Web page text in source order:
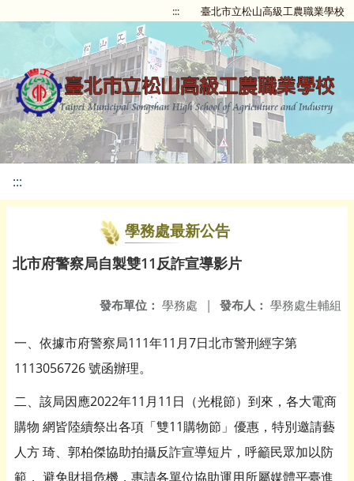
::: 臺北市立松山高級工農職業學校
:::
學務處最新公告
北市府警察局自製雙11反詐宣導影片
發布人： 學務處生輔組
發布單位： 學務處 |
一、依據市府警察局111年11月7日北市警刑經字第
1113056726 號函辦理。
二、該局因應2022年11月11日（光棍節）到來，各大電商
購物 網皆陸續祭出各項「雙11購物節」優惠，特別邀請藝
人方 琦、郭柏傑協助拍攝反詐宣導短片，呼籲民眾加以防
範， 避免財損危機，惠請各單位協助運用所屬媒體平臺進